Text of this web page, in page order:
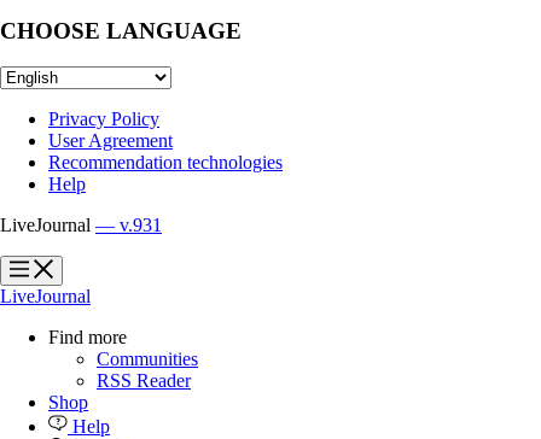
CHOOSE LANGUAGE
Privacy Policy
User Agreement
Recommendation technologies
Help
LiveJournal — v.931
?
?
LiveJournal
Find more
Communities
RSS Reader
Shop
Help